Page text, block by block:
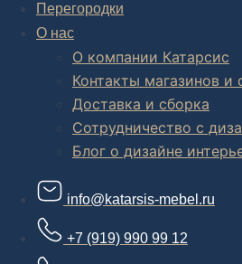
Перегородки
О нас
О компании Катарсис
Контакты магазинов и
Доставка и сборка
Сотрудничество с
Блог о дизайне
info@katarsis-mebel.ru
+7 (919) 990 99 12